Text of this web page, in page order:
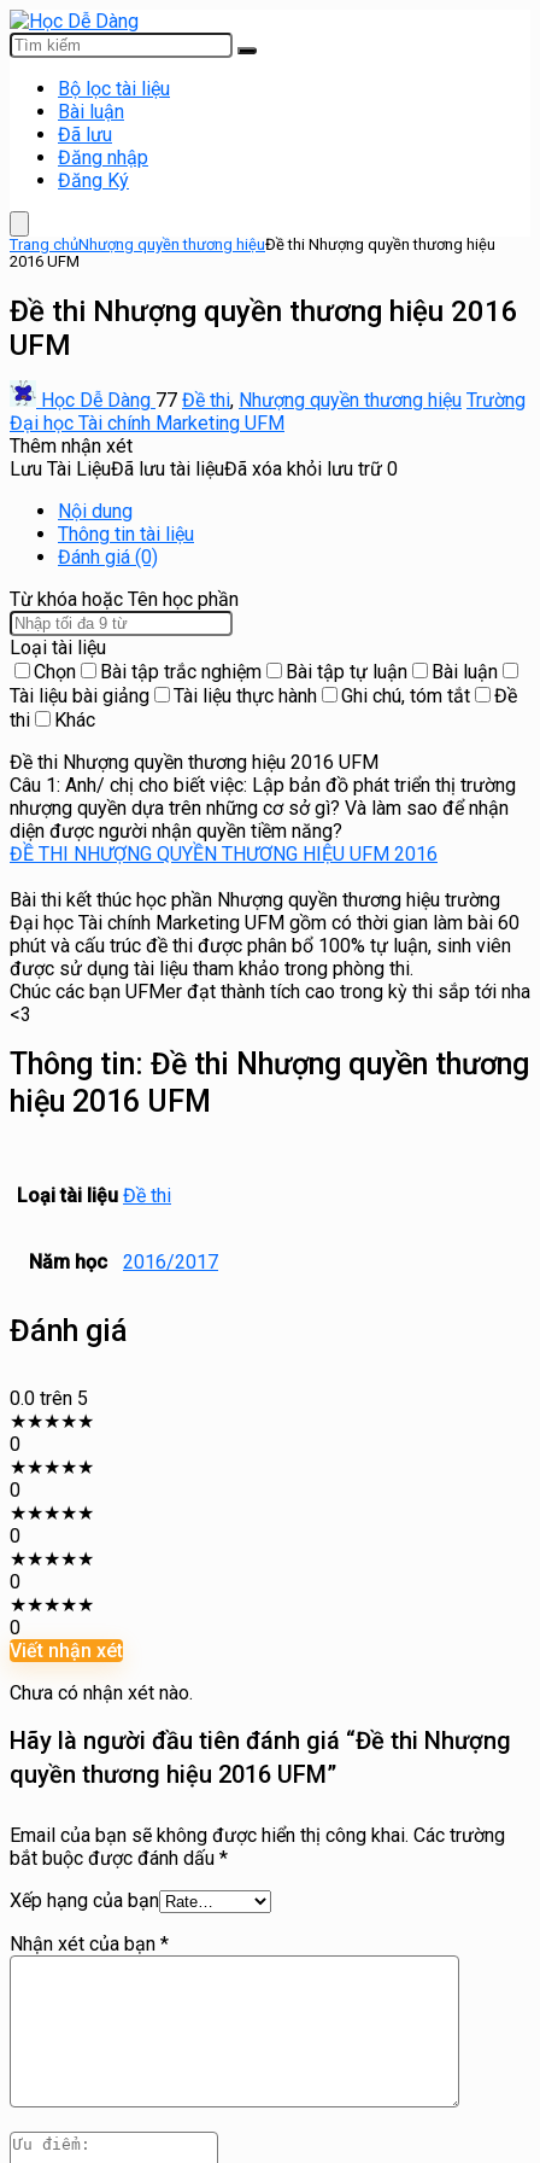
Bộ lọc tài liệu
Bài luận
Đã lưu
Đăng nhập
Đăng Ký
Trang chủNhượng quyền thương hiệuĐề thi Nhượng quyền thương hiệu
2016 UFM
Đề thi Nhượng quyền thương hiệu 2016
UFM
Học Dễ Dàng 77 Đề thi, Nhượng quyền thương hiệu Trường
Đại học Tài chính Marketing UFM
Thêm nhận xét
Lưu Tài LiệuĐã lưu tài liệuĐã xóa khỏi lưu trữ 0
Nội dung
Thông tin tài liệu
Đánh giá (0)
Từ khóa hoặc Tên học phần
Loại tài liệu
Chọn
Bài tập trắc nghiệm Bài tập tự luận
Bài luận
Tài liệu bài giảng
Tài liệu thực hành Ghi chú, tóm tắt
Đề
thi
Khác
Đề thi Nhượng quyền thương hiệu 2016 UFM
Câu 1: Anh/ chị cho biết việc: Lập bản đồ phát triển thị trường
nhượng quyền dựa trên những cơ sở gì? Và làm sao để nhận
diện được người nhận quyền tiềm năng?
ĐỀ THI NHƯỢNG QUYỀN THƯƠNG HIỆU UFM 2016
Bài thi kết thúc học phần Nhượng quyền thương hiệu trường
Đại học Tài chính Marketing UFM gồm có thời gian làm bài 60
phút và cấu trúc đề thi được phân bổ 100% tự luận, sinh viên
được sử dụng tài liệu tham khảo trong phòng thi.
Chúc các bạn UFMer đạt thành tích cao trong kỳ thi sắp tới nha
<3
Thông tin: Đề thi Nhượng quyền thương
hiệu 2016 UFM
Loại tài liệu Đề thi
Năm học 2016/2017
Đánh giá
0.0 trên 5
★★★★★
0
★★★★★
0
★★★★★
0
★★★★★
0
★★★★★
0
Viết nhận xét
Chưa có nhận xét nào.
Hãy là người đầu tiên đánh giá “Đề thi Nhượng
quyền thương hiệu 2016 UFM”
Email của bạn sẽ không được hiển thị công khai. Các trường
bắt buộc được đánh dấu *
Xếp hạng của bạn
Nhận xét của bạn *